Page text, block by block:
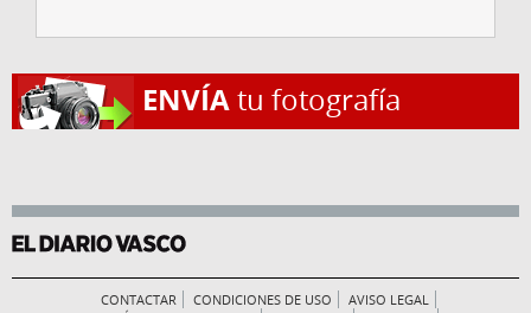
ENVÍAtu fotografía
CONTACTAR CONDICIONES DE USO
AVISO LEGAL